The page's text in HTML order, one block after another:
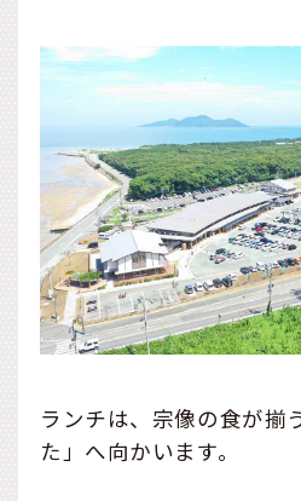
ランチは、宗像の食が揃
た」へ向かいます。